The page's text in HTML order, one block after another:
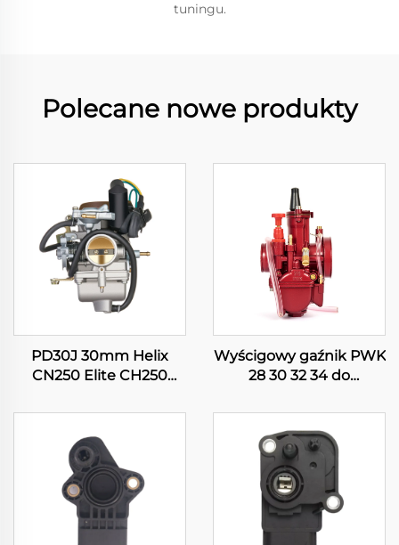
tuningu.
Polecane nowe produkty
PD30J 30mm Helix
CN250 Elite CH250
Gaźnik silnika skutera,
skuterka
Wyścigowy gaźnik PWK
28 30 32 34 do
pitbike'ów,
motocrossowych, ATV,
quadów i skuterów